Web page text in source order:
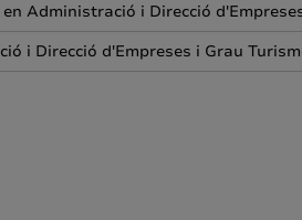
Administració i Direcció
i Direcció d'Empreses i Grau